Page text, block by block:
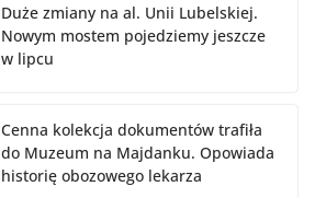
Duże zmiany na al. Unii Lubelskiej.
Nowym mostem pojedziemy jeszcze
w lipcu
Cenna kolekcja dokumentów trafiła
do Muzeum na Majdanku. Opowiada
historię obozowego lekarza